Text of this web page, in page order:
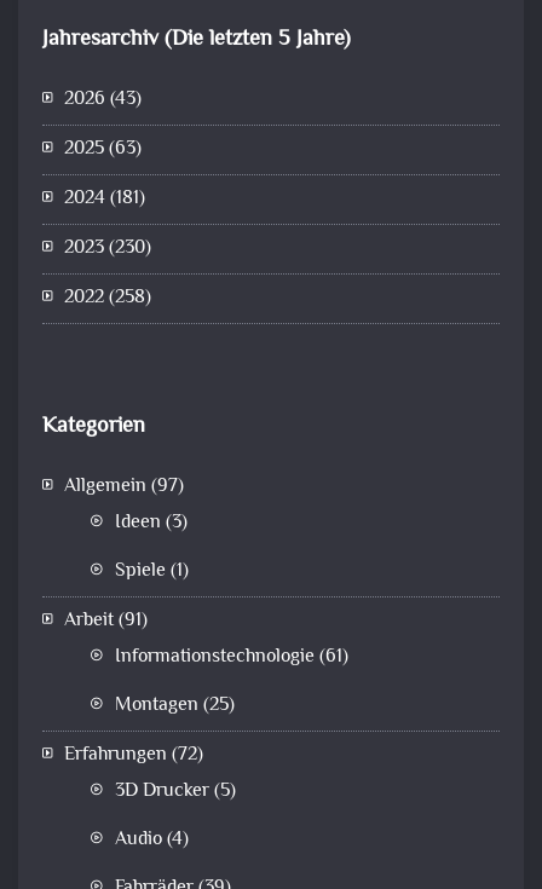
Jahresarchiv (Die letzten 5 Jahre)
2026 (43)
2025(63)
2024(181)
2023(230)
2022(258)
Kategorien
Allgemein (97)
Ideen (3)
Spiele (1)
Arbeit(91)
Informationstechnologie (61)
Montagen (25)
Erfahrungen (72)
3D Drucker(5)
Audio(4)